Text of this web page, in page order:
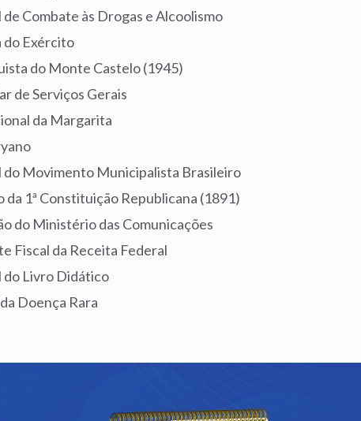
de Combate às Drogas e Alcoolismo
do Exército
do Monte Castelo (1945)
de Serviços Gerais
da Margarita
do Movimento Municipalista Brasileiro
da 1ª Constituição Republicana (1891)
do Ministério das Comunicações
Fiscal da Receita Federal
do Livro Didático
Doença Rara